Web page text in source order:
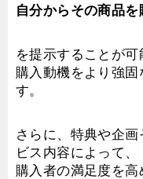
自分からその商品
を提示することが可
購入動機をより強
す。
さらに、特典や企
ビス内容によって、
購入者の満足度を高